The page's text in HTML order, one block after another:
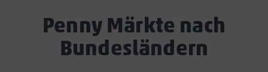
Penny Märkte nach
Bundesländern